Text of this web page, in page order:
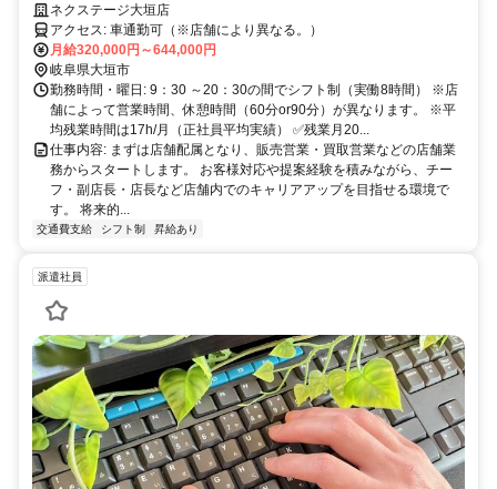
アップも目指せる！
ネクステージ大垣店
アクセス: 車通勤可（※店舗により異なる。）
月給320,000円～644,000円
岐阜県大垣市
勤務時間・曜日: 9：30 ～20：30の間でシフト制（実働8時間） ※店
舗によって営業時間、休憩時間（60分or90分）が異なります。 ※平
均残業時間は17h/月（正社員平均実績） ✅残業月20...
仕事内容: まずは店舗配属となり、販売営業・買取営業などの店舗業
務からスタートします。 お客様対応や提案経験を積みながら、チー
フ・副店長・店長など店舗内でのキャリアアップを目指せる環境で
す。 将来的...
交通費支給 シフト制 昇給あり
派遣社員